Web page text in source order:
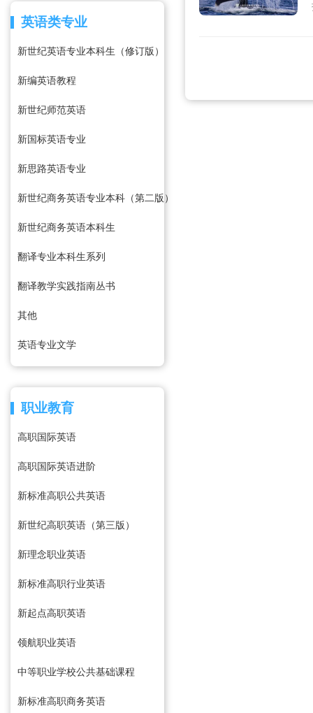
英语类专业
新世纪英语专业本科生（修订版）
新编英语教程
新世纪师范英语
新国标英语专业
新思路英语专业
新世纪商务英语专业本科（第二版）
新世纪商务英语本科生
翻译专业本科生系列
翻译教学实践指南丛书
其他
英语专业文学
职业教育
高职国际英语
高职国际英语进阶
新标准高职公共英语
新世纪高职英语（第三版）
新理念职业英语
新标准高职行业英语
新起点高职英语
领航职业英语
中等职业学校公共基础课程
新标准高职商务英语